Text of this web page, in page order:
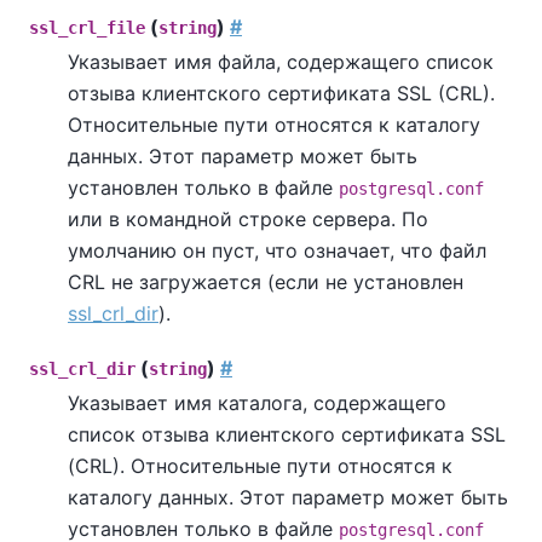
ssl_crl_file (string) #
Указывает имя файла, содержащего список
отзыва клиентского сертификата SSL (CRL).
Относительные пути относятся к каталогу
данных. Этот параметр может быть
установлен только в файле postgresql.conf
или в командной строке сервера. По
умолчанию он пуст, что означает, что файл
CRL не загружается (если не установлен
ssl_crl_dir).
ssl_crl_dir (string) #
Указывает имя каталога, содержащего
список отзыва клиентского сертификата SSL
(CRL). Относительные пути относятся к
каталогу данных. Этот параметр может быть
установлен только в файле postgresql.conf